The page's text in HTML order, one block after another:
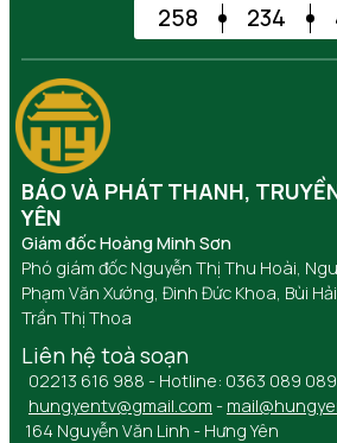
258 234
BÁO VÀ PHÁT THANH,
YÊN
Giám đốc Hoàng Minh Sơn
Phó giám đốc Nguyễn Thị Thu Hoài,
Phạm Văn Xướng, Đinh Đức Khoa, Bùi
Trần Thị Thoa
Liên hệ toà soạn
02213 616 988 - Hotline: 0363 089 089
hungyentv@gmail.com -
164 Nguyễn Văn Linh - Hưng Yên